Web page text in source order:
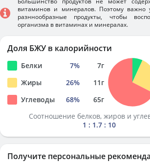
витаминов и минералов. Поэтому важно
разннообразные продукты, чтобы
организма в витаминах и минералах.
Доля БЖУ в калорийности
Белки 7% 7г
Жиры
26% 11г
Углеводы
68% 65г
Соотношение белков, жиров и
1 : 1.7 : 10
Получите персональные